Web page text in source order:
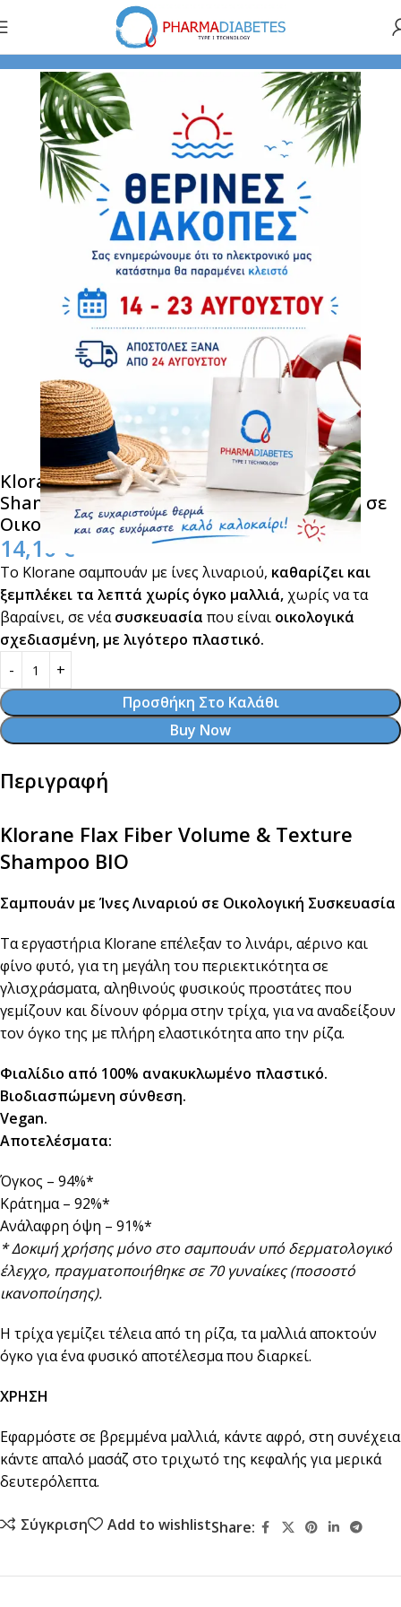
ΠΡΟΪΟΝΤΑ ΦΑΡΜΑΚΕΙΟΥ
Klorane Flax Fiber Volume & Texture
Shampoo BIO Σαμπουάν με Ίνες Λιναριού σε
Οικολογική Συσκευασία 400ml
14,10 €
Το Klorane σαμπουάν με ίνες λιναριού, καθαρίζει και
ξεμπλέκει τα λεπτά χωρίς όγκο μαλλιά, χωρίς να τα
βαραίνει, σε νέασυσκευασία που είναι οικολογικά
σχεδιασμένη, με λιγότερο πλαστικό.
Προσθήκη Στο Καλάθι
Buy Now
Περιγραφή
Klorane Flax Fiber Volume & Texture
Shampoo BIO
Σαμπουάν με Ίνες Λιναριού σε Οικολογική Συσκευασία
Τα εργαστήρια Klorane επέλεξαν το λινάρι, αέρινο και
φίνο φυτό, για τη μεγάλη του περιεκτικότητα σε
γλισχράσματα, αληθινούς φυσικούς προστάτες που
γεμίζουν και δίνουν φόρμα στην τρίχα, για να αναδείξουν
τον όγκο της με πλήρη ελαστικότητα απο την ρίζα.
Φιαλίδιο από 100% ανακυκλωμένο πλαστικό.
Βιοδιασπώμενη σύνθεση.
Vegan.
Αποτελέσματα:
Όγκος – 94%*
Κράτημα – 92%*
Ανάλαφρη όψη – 91%*
* Δοκιμή χρήσης μόνο στο σαμπουάν υπό δερματολογικό
έλεγχο, πραγματοποιήθηκε σε 70 γυναίκες (ποσοστό
ικανοποίησης).
Η τρίχα γεμίζει τέλεια από τη ρίζα, τα μαλλιά αποκτούν
όγκο για ένα φυσικό αποτέλεσμα που διαρκεί.
ΧΡΗΣΗ
Εφαρμόστε σε βρεμμένα μαλλιά, κάντε αφρό, στη συνέχεια
κάντε απαλό μασάζ στο τριχωτό της κεφαλής για μερικά
δευτερόλεπτα.
Σύγκριση Add to wishlistShare: